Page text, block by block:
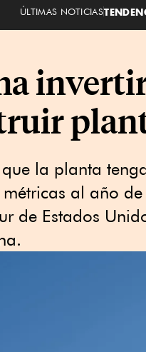
ÚLTIMAS NOTICIAS
que la planta
al año
de Estados